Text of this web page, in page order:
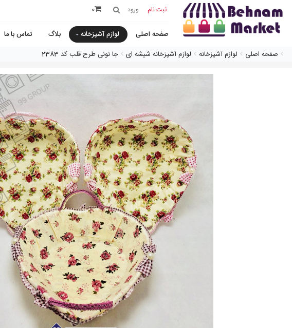
ثبت نام ورود 0
صفحه اصلی لوازم آشپزخانه بلاگ تماس با ما
صفحه اصلی
لوازم آشپزخانه لوازم آشپزخانه شیشه ای جا نونى طرح قلب کد 2383